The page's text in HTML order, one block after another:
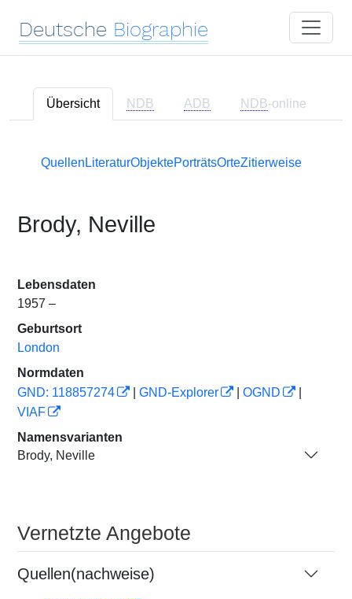
Deutsche Biographie
Übersicht NDB ADB NDB-online
Quellen LiteraturObjektePorträtsOrteZitierweise
Brody, Neville
Lebensdaten
1957 –
Geburtsort
London
Normdaten
GND: 118857274
GND-Explorer OGND
VIAF
Namensvarianten
Brody, Neville
Vernetzte Angebote
Quellen(nachweise)